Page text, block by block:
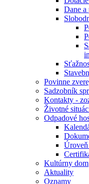
Dane a
Povinne
Sadzobník
Kontakty -
Životné
Odpadové
Úroveň
Kultúrny dom
Aktuality
Oznamy